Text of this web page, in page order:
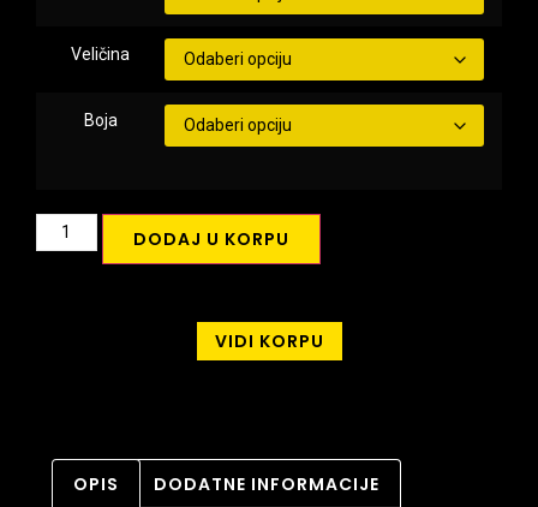
Veličina
Boja
DODAJ U KORPU
VIDI KORPU
OPIS DODATNE INFORMACIJE